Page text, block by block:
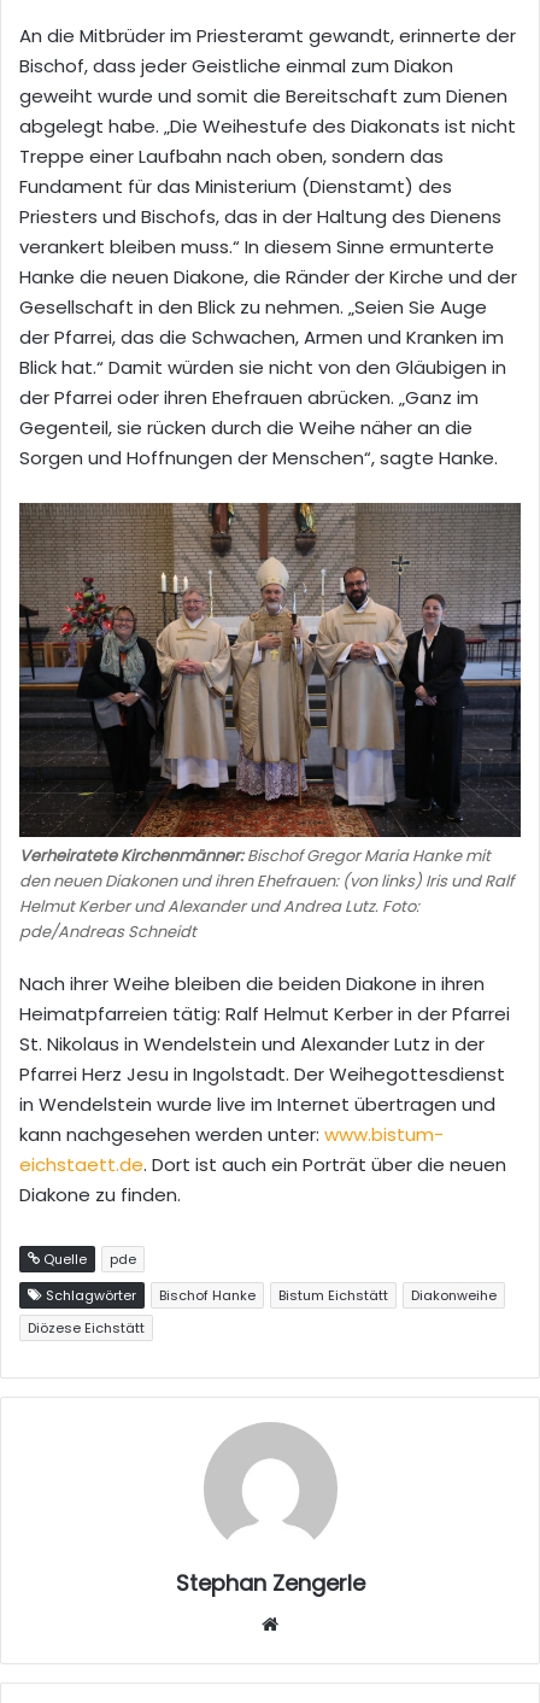
An die Mitbrüder im Priesteramt gewandt, erinnerte der
Bischof, dass jeder Geistliche einmal zum Diakon
geweiht wurde und somit die Bereitschaft zum Dienen
abgelegt habe. „Die Weihestufe des Diakonats ist nicht
Treppe einer Laufbahn nach oben, sondern das
Fundament für das Ministerium (Dienstamt) des
Priesters und Bischofs, das in der Haltung des Dienens
verankert bleiben muss.“ In diesem Sinne ermunterte
Hanke die neuen Diakone, die Ränder der Kirche und der
Gesellschaft in den Blick zu nehmen. „Seien Sie Auge
der Pfarrei, das die Schwachen, Armen und Kranken im
Blick hat.“ Damit würden sie nicht von den Gläubigen in
der Pfarrei oder ihren Ehefrauen abrücken. „Ganz im
Gegenteil, sie rücken durch die Weihe näher an die
Sorgen und Hoffnungen der Menschen“, sagte Hanke.
Verheiratete Kirchenmänner:Bischof Gregor Maria Hanke mit
den neuen Diakonen und ihren Ehefrauen: (von links) Iris und Ralf
Helmut Kerber und Alexander und Andrea Lutz. Foto:
pde/Andreas Schneidt
Nach ihrer Weihe bleiben die beiden Diakone in ihren
Heimatpfarreien tätig: Ralf Helmut Kerber in der Pfarrei
St. Nikolaus in Wendelstein und Alexander Lutz in der
Pfarrei Herz Jesu in Ingolstadt. Der Weihegottesdienst
in Wendelstein wurde live im Internet übertragen und
kann nachgesehen werden unter: www.bistum-
eichstaett.de. Dort ist auch ein Porträt über die neuen
Diakone zu finden.
Quelle
pde
Schlagwörter
Bischof Hanke Bistum Eichstätt
Diakonweihe
Diözese Eichstätt
Stephan Zengerle
sei